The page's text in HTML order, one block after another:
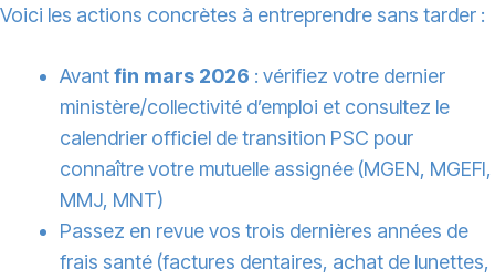
Voici les actions concrètes à entreprendre sans tarder :
Avantfin mars 2026 : vérifiez votre dernier
ministère/collectivité d’emploi et consultez le
calendrier officiel de transition PSC pour
connaître votre mutuelle assignée (MGEN, MGEFI,
MMJ, MNT)
Passez en revue vos trois dernières années de
frais santé (factures dentaires, achat de lunettes,